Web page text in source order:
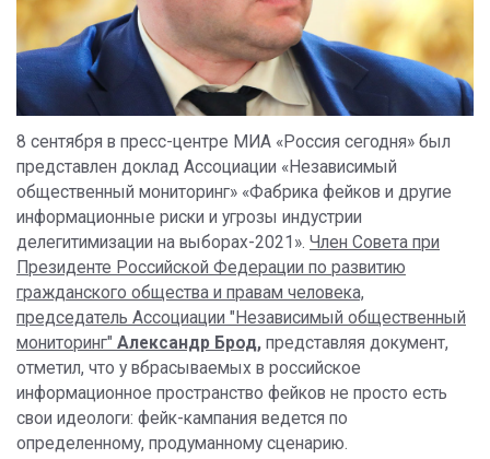
8 сентября в пресс-центре МИА «Россия сегодня» был
представлен доклад Ассоциации «Независимый
общественный мониторинг» «Фабрика фейков и другие
информационные риски и угрозы индустрии
делегитимизации на выборах-2021». Член Совета при
Президенте Российской Федерации по развитию
гражданского общества и правам человека,
председатель Ассоциации "Независимый общественный
мониторинг" Александр Брод, представляя документ,
отметил, что у вбрасываемых в российское
информационное пространство фейков не просто есть
свои идеологи: фейк-кампания ведется по
определенному, продуманному сценарию.